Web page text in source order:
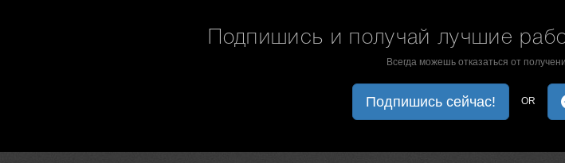
Подпишись и получай лучшие
Всегда можешь отказаться от
Подпишись сейчас! OR